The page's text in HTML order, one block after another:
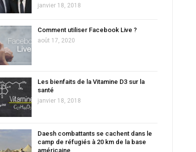
janvier 18, 2018
Comment utiliser Facebook Live ?
août 17, 2020
Les bienfaits de la Vitamine D3 sur la
santé
janvier 18, 2018
Daesh combattants se cachent dans le
camp de réfugiés à 20 km de la base
américaine